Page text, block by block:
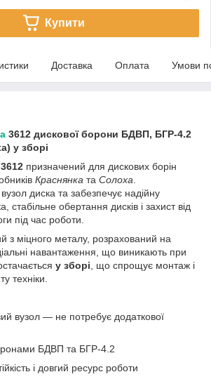
Купити
Доставка Оплата Умови
3612 дискової борони БДВП, БГР-4.2
у зборі
3612 призначений для дискових борін
Краснянка та Солоха
диска та забезпечує надійну
стабільне обертання дисків і захист від
під час роботи.
з міцного металу, розрахований на
навантаження, що виникають при
у зборі , що спрощує монтаж і
техніки.
вузол — не потребує додаткової
БДВП та БГР-4.2
і довгий ресурс роботи